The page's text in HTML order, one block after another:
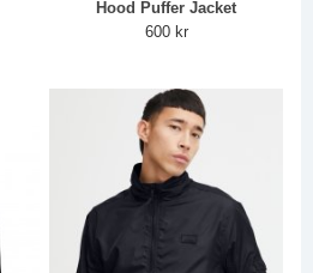
Hood Puffer Jacket
600 kr